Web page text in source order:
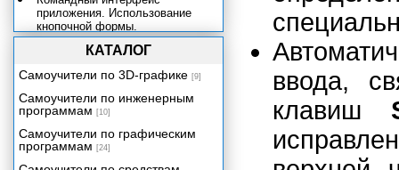
ввода,
клавиш
приложения. Использование
кнопочной формы.
Создание и изменение панелей
Создание меню
Создание и изменение панелей
инструментов
Создание и удаление
контекстных меню
КАТАЛОГ
Самоучители по 3D-графике [9]
Самоучители по инженерным
программам [10]
Самоучители по графическим
программам [24]